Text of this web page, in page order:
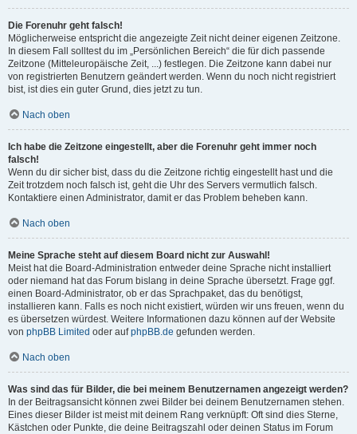
Die Forenuhr geht falsch!
Möglicherweise entspricht die angezeigte Zeit nicht deiner eigenen Zeitzone.
In diesem Fall solltest du im „Persönlichen Bereich“ die für dich passende
Zeitzone (Mitteleuropäische Zeit, ...) festlegen. Die Zeitzone kann dabei nur
von registrierten Benutzern geändert werden. Wenn du noch nicht registriert
bist, ist dies ein guter Grund, dies jetzt zu tun.
Nach oben
Ich habe die Zeitzone eingestellt, aber die Forenuhr geht immer noch
falsch!
Wenn du dir sicher bist, dass du die Zeitzone richtig eingestellt hast und die
Zeit trotzdem noch falsch ist, geht die Uhr des Servers vermutlich falsch.
Kontaktiere einen Administrator, damit er das Problem beheben kann.
Nach oben
Meine Sprache steht auf diesem Board nicht zur Auswahl!
Meist hat die Board-Administration entweder deine Sprache nicht installiert
oder niemand hat das Forum bislang in deine Sprache übersetzt. Frage ggf.
einen Board-Administrator, ob er das Sprachpaket, das du benötigst,
installieren kann. Falls es noch nicht existiert, würden wir uns freuen, wenn du
es übersetzen würdest. Weitere Informationen dazu können auf der Website
von phpBB Limited oder aufphpBB.de gefunden werden.
Nach oben
Was sind das für Bilder, die bei meinem Benutzernamen angezeigt werden?
In der Beitragsansicht können zwei Bilder bei deinem Benutzernamen stehen.
Eines dieser Bilder ist meist mit deinem Rang verknüpft: Oft sind dies Sterne,
Kästchen oder Punkte, die deine Beitragszahl oder deinen Status im Forum